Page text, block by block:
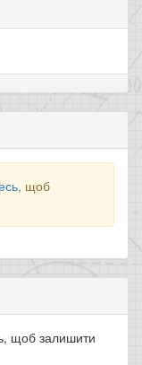
, щоб
щоб залишити